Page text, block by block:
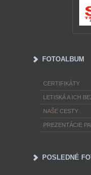
FOTOALBUM
CERTIFIKÁTY
LETISKÁ A ICH
NAŠE CESTY
PREZENTÁCIE
POSLEDNÉ